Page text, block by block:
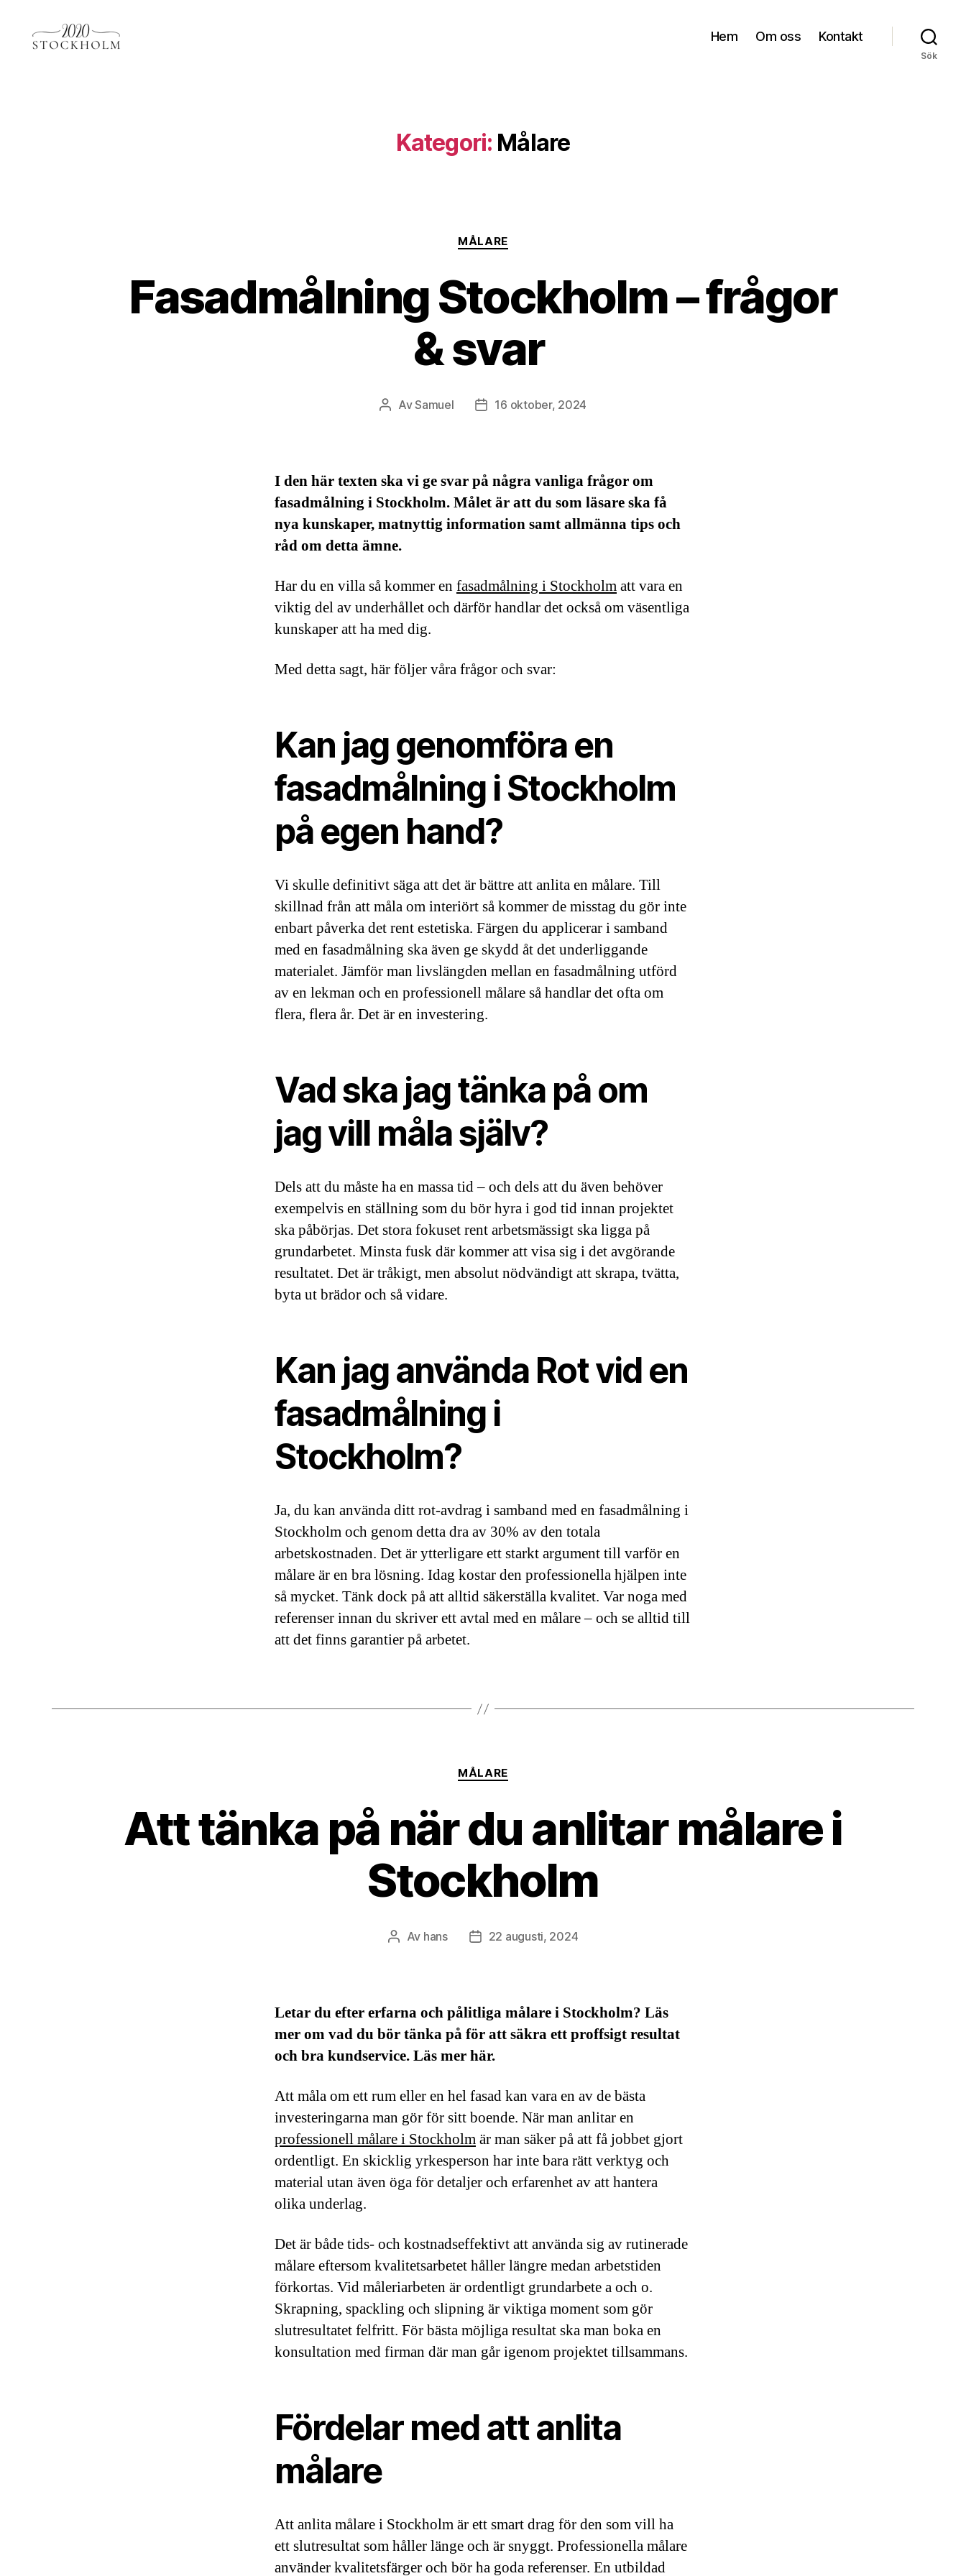
Hem Om oss Kontakt
Sök
Kategori: Målare
Kategorier
MÅLARE
Fasadmålning Stockholm – frågor
& svar
Inläggsförfattare
AvSamuel Inläggsdatum
16 oktober, 2024
I den här texten ska vi ge svar på några vanliga frågor om
fasadmålning i Stockholm. Målet är att du som läsare ska få
nya kunskaper, matnyttig information samt allmänna tips och
råd om detta ämne.
Har du en villa så kommer en fasadmålning i Stockholmatt vara en
viktig del av underhållet och därför handlar det också om väsentliga
kunskaper att ha med dig.
Med detta sagt, här följer våra frågor och svar:
Kan jag genomföra en
fasadmålning i Stockholm
på egen hand?
Vi skulle definitivt säga att det är bättre att anlita en målare. Till
skillnad från att måla om interiört så kommer de misstag du gör inte
enbart påverka det rent estetiska. Färgen du applicerar i samband
med en fasadmålning ska även ge skydd åt det underliggande
materialet. Jämför man livslängden mellan en fasadmålning utförd
av en lekman och en professionell målare så handlar det ofta om
flera, flera år. Det är en investering.
Vad ska jag tänka på om
jag vill måla själv?
Dels att du måste ha en massa tid – och dels att du även behöver
exempelvis en ställning som du bör hyra i god tid innan projektet
ska påbörjas. Det stora fokuset rent arbetsmässigt ska ligga på
grundarbetet. Minsta fusk där kommer att visa sig i det avgörande
resultatet. Det är tråkigt, men absolut nödvändigt att skrapa, tvätta,
byta ut brädor och så vidare.
Kan jag använda Rot vid en
fasadmålning i
Stockholm?
Ja, du kan använda ditt rot-avdrag i samband med en fasadmålning i
Stockholm och genom detta dra av 30% av den totala
arbetskostnaden. Det är ytterligare ett starkt argument till varför en
målare är en bra lösning. Idag kostar den professionella hjälpen inte
så mycket. Tänk dock på att alltid säkerställa kvalitet. Var noga med
referenser innan du skriver ett avtal med en målare – och se alltid till
att det finns garantier på arbetet.
Kategorier
MÅLARE
Att tänka på när du anlitar målare i
Stockholm
Inläggsförfattare
Av hans Inläggsdatum
22 augusti, 2024
Letar du efter erfarna och pålitliga målare i Stockholm? Läs
mer om vad du bör tänka på för att säkra ett proffsigt resultat
och bra kundservice. Läs mer här.
Att måla om ett rum eller en hel fasad kan vara en av de bästa
investeringarna man gör för sitt boende. När man anlitar en
professionell målare i Stockholmär man säker på att få jobbet gjort
ordentligt. En skicklig yrkesperson har inte bara rätt verktyg och
material utan även öga för detaljer och erfarenhet av att hantera
olika underlag.
Det är både tids- och kostnadseffektivt att använda sig av rutinerade
målare eftersom kvalitetsarbetet håller längre medan arbetstiden
förkortas. Vid måleriarbeten är ordentligt grundarbete a och o.
Skrapning, spackling och slipning är viktiga moment som gör
slutresultatet felfritt. För bästa möjliga resultat ska man boka en
konsultation med firman där man går igenom projektet tillsammans.
Fördelar med att anlita
målare
Att anlita målare i Stockholm är ett smart drag för den som vill ha
ett slutresultat som håller länge och är snyggt. Professionella målare
använder kvalitetsfärger och bör ha goda referenser. En utbildad